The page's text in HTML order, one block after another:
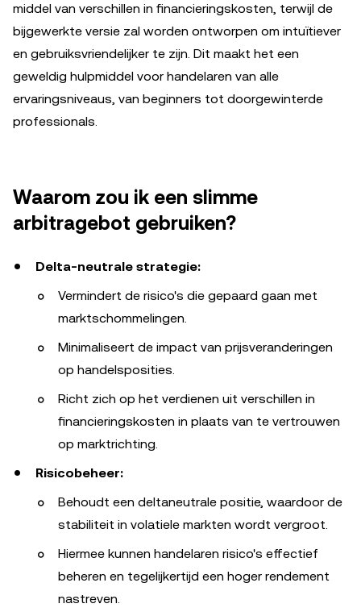
middel van verschillen in financieringskosten, terwijl de
bijgewerkte versie zal worden ontworpen om intuïtiever
en gebruiksvriendelijker te zijn. Dit maakt het een
geweldig hulpmiddel voor handelaren van alle
ervaringsniveaus, van beginners tot doorgewinterde
professionals.
Waarom zou ik een slimme
arbitragebot gebruiken?
Delta-neutrale strategie:
Vermindert de risico's die gepaard gaan met
marktschommelingen.
Minimaliseert de impact van prijsveranderingen
op handelsposities.
Richt zich op het verdienen uit verschillen in
financieringskosten in plaats van te vertrouwen
op marktrichting.
Risicobeheer:
Behoudt een deltaneutrale positie, waardoor de
stabiliteit in volatiele markten wordt vergroot.
Hiermee kunnen handelaren risico's effectief
beheren en tegelijkertijd een hoger rendement
nastreven.